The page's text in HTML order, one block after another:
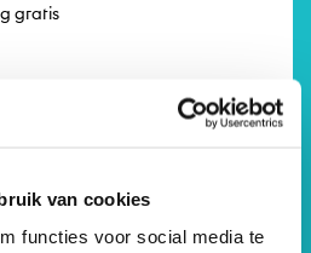
van cookies
functies voor social media te
gratis
Dock The Colour Kitchen,
Beatrix, TivoliVredenburg